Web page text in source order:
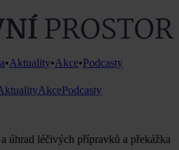
•Aktuality•Akce•Podcasty
AkcePodcasty
úhrad léčivých přípravků a překážka